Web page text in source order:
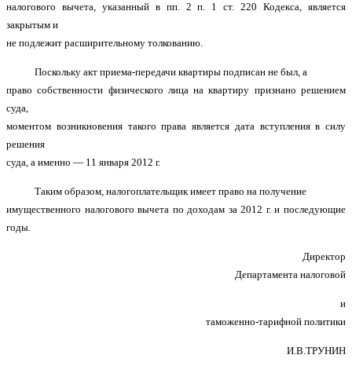
налогового вычета, указанный в пп. 2 п. 1 ст. 220 Кодекса, является
закрытым и
не подлежит расширительному толкованию.
Поскольку акт приема-передачи квартиры подписан не был, а
право собственности физического лица на квартиру признано решением
суда,
моментом возникновения такого права является дата вступления в силу
решения
суда, а именно — 11 января 2012 г.
Таким образом, налогоплательщик имеет право на получение
имущественного налогового вычета по доходам за 2012 г. и последующие
годы.
Директор
Департамента налоговой
и
таможенно-тарифной политики
И.В.ТРУНИН